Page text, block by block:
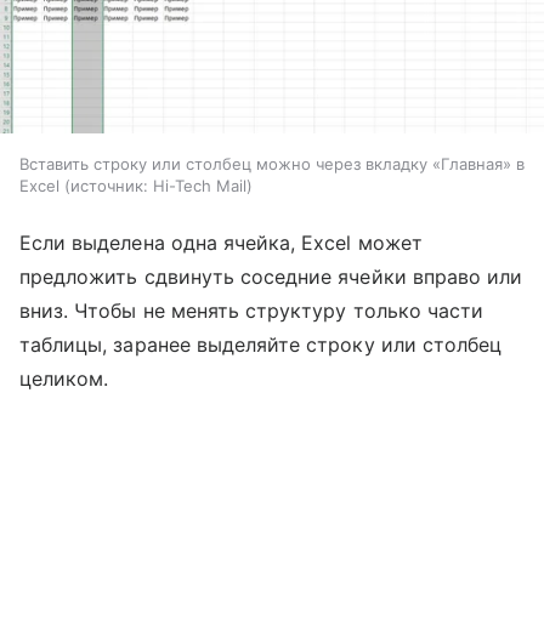
Вставить строку или столбец можно через вкладку «Главная» в
Excel
источник: Hi-Tech Mail
Если выделена одна ячейка, Excel может
предложить сдвинуть соседние ячейки вправо или
вниз. Чтобы не менять структуру только части
таблицы, заранее выделяйте строку или столбец
целиком.